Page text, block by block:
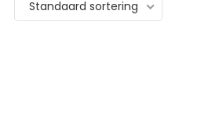
Standaard sortering